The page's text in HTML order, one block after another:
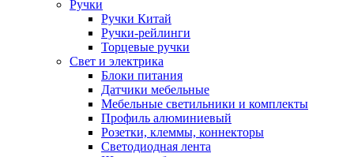
Ручки
Ручки Китай
Ручки-рейлинги
Торцевые ручки
Свет и электрика
Блоки питания
Датчики мебельные
Мебельные светильники и комплекты
Профиль алюминиевый
Розетки, клеммы, коннекторы
Светодиодная лента